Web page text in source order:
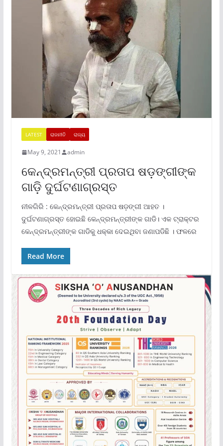
LATEST ରାଜନୀତି ରାଜ୍ୟ
May 9, 2021 admin
କେନ୍ଦ୍ରମନ୍ତ୍ରୀ ପ୍ରତାପ ଷଡ଼ଙ୍ଗୀଙ୍କ
ଗାଡ଼ି ଦୁର୍ଘଟଣାଗ୍ରସ୍ତ
ନୀଳଗିରି : କେନ୍ଦ୍ରମନ୍ତ୍ରୀ ପ୍ରତାପ ଷଡ଼ଙ୍ଗୀ ଆହତ ।
ଦୁର୍ଘଟଣାଗ୍ରସ୍ତ ହୋଇଛି କେନ୍ଦ୍ରମନ୍ତ୍ରୀଙ୍କ ଗାଡି। ଏକ ଟ୍ରାକ୍ଟର
କେନ୍ଦ୍ରମନ୍ତ୍ରୀଙ୍କ ଗାଡିକୁ ଧକ୍କା ଦେଇଥିବା ଜଣାପଡିଛି । ଫଳରେ
Read More